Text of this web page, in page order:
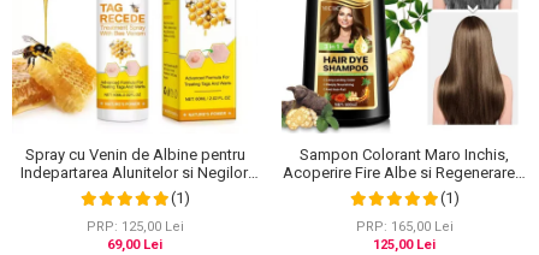
Spray cu Venin de Albine pentru
Indepartarea Alunitelor si Negilor,
NOVA KISS®, 60 ml
(1)
PRP: 125,00 Lei
69,00 Lei
Sampon Colorant Maro Inchis,
Acoperire Fire Albe si Regenerare 3
in 1, #5 Dark Coffee, 500 ml
(1)
PRP: 165,00 Lei
125,00 Lei